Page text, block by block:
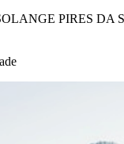
PIRES DA